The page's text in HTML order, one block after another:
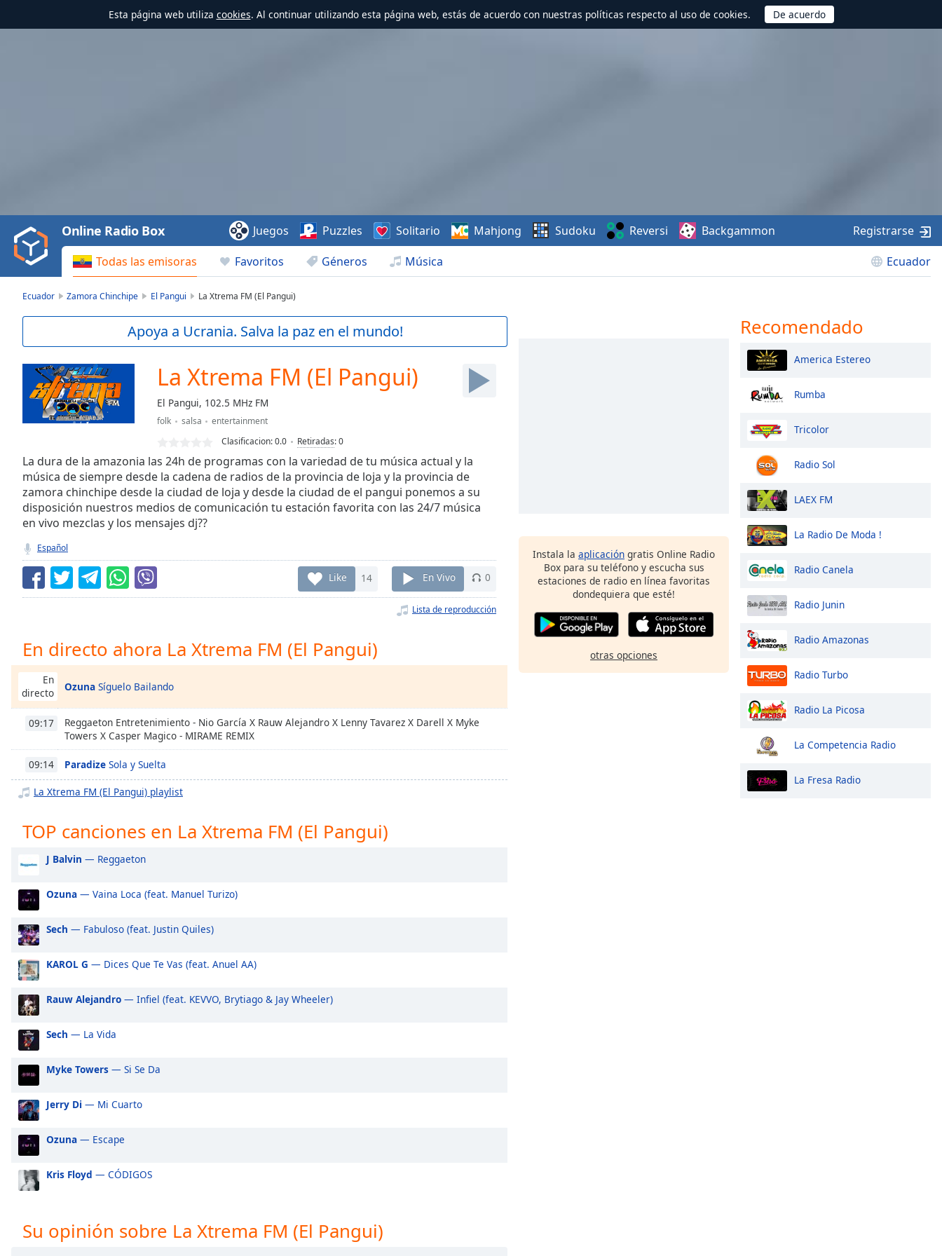
Esta página web utiliza cookies. Al continuar utilizando esta página web, estás de acuerdo con nuestras políticas respecto al uso de cookies.
Video
Play
Backward
Skip
Current
Duration-:-
Loaded:
0.00%
Stream
Seek to
currently
behind
LIVE
Remaining
Time-
Chapters
Descriptions
descriptions
off,
selected
Subtitles
subtitles
opens
subtitles
settings
subtitles
off
Audio
Track
in-
Picture
modal
window.
Beginning
window.
Escape
cancel
Todas las emisoras Favoritos Géneros Música Ecuador
Online Radio Box Juegos Puzzles Solitario Mahjong Sudoku Reversi Backgammon Registrarse
Ecuador Zamora Chinchipe El Pangui La Xtrema FM (El Pangui)
Apoya a Ucrania. Salva la paz en el mundo!
La Xtrema FM (El Pangui)
El Pangui, 102.5 MHz FM
folk salsa
entertainment
Clasificacion:0.0 Retiradas:0
La dura de la amazonia las 24h de programas con la variedad de tu música actual y la
música de siempre desde la cadena de radios de la provincia de loja y la provincia de
zamora chinchipe desde la ciudad de loja y desde la ciudad de el pangui ponemos a su
disposición nuestros medios de comunicación tu estación favorita con las 24/7 música
en vivo mezclas y los mensajes dj??
Español
Like 14 En Vivo 0
Lista de reproducción
En directo ahora La Xtrema FM (El Pangui)
En
directo
Ozuna Síguelo Bailando
09:17
Reggaeton Entretenimiento - Nio García X Rauw Alejandro X Lenny Tavarez X Darell X Myke
Towers X Casper Magico - MIRAME REMIX
09:14 Paradize Sola y Suelta
La Xtrema FM (El Pangui) playlist
TOP canciones en La Xtrema FM (El Pangui)
J Balvin — Reggaeton
Ozuna — Vaina Loca (feat. Manuel Turizo)
Sech — Fabuloso (feat. Justin Quiles)
KAROL G — Dices Que Te Vas (feat. Anuel AA)
Rauw Alejandro — Infiel (feat. KEVVO, Brytiago & Jay Wheeler)
Sech — La Vida
Myke Towers — Si Se Da
Jerry Di — Mi Cuarto
Ozuna — Escape
Kris Floyd — CÓDIGOS
Su opinión sobre La Xtrema FM (El Pangui)
Instala la aplicación gratis Online Radio
Box para su teléfono y escucha sus
estaciones de radio en línea favoritas
dondequiera que esté!
otras opciones
Recomendado
America Estereo
Rumba
Tricolor
Radio Sol
LAEX FM
La Radio De Moda !
Radio Canela
Radio Junin
Radio Amazonas
Radio Turbo
Radio La Picosa
La Competencia Radio
La Fresa Radio